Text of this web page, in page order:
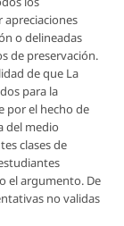
apreciaciones
o delineadas
de preservación.
de que La
para la
por el hecho de
del medio
clases de
el argumento. De
no validas